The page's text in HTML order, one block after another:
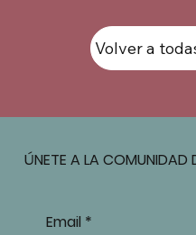
ÚNETE A LA COMUNIDAD
Email *